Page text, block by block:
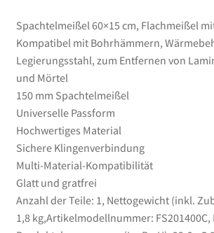
und
Mörtel
Menge
Spachtelmeißel 60×15 cm, Flachmeißel
Kompatibel mit Bohrhämmern,
Legierungsstahl, zum Entfernen von
und Mörtel
150 mm Spachtelmeißel
Universelle Passform
Hochwertiges Material
Sichere Klingenverbindung
Multi-Material-Kompatibilität
Glatt und gratfrei
Anzahl der Teile: 1, Nettogewicht (inkl.
1,8 kg,Artikelmodellnummer: FS201400C,